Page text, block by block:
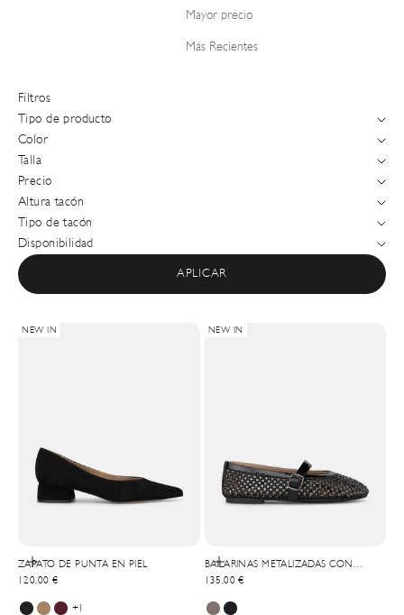
Mayor precio
Más Recientes
Filtros
Tipo de producto
Color
Talla
Precio
Altura tacón
Tipo de tacón
Disponibilidad
APLICAR
NEW IN
Elige opciones
ZAPATO DE PUNTA EN PIEL
Precio de oferta
120,00 €
+1
NEW IN
Elige opciones
BAILARINAS METALIZADAS CON
HEBILLA
Precio de oferta
135,00 €